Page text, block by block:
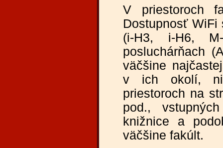
V priestoroch
Dostupnosť WiFi
(i-H3, i-H6,
posluchárňach
väčšine
v ich okolí,
priestoroch na
pod.,
knižnice a
väčšine fakúlt.